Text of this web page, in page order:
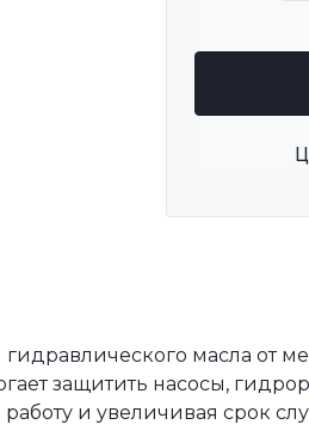
масла от
защитить насосы,
и увеличивая срок